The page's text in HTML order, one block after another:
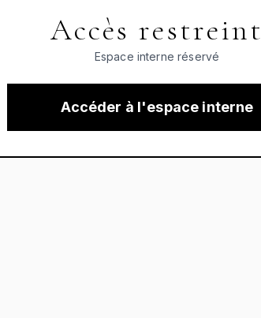
Accès restreint
Espace interne réservé
Accéder à l'espace interne